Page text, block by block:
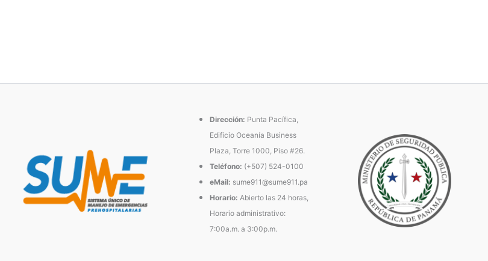
Dirección: Punta Pacífica,
Edificio Oceanía Business
Plaza, Torre 1000, Piso #26.
Teléfono: (+507) 524-0100
eMail: sume911@sume911.pa
Horario: Abierto las 24 horas,
Horario administrativo:
7:00a.m. a 3:00p.m.